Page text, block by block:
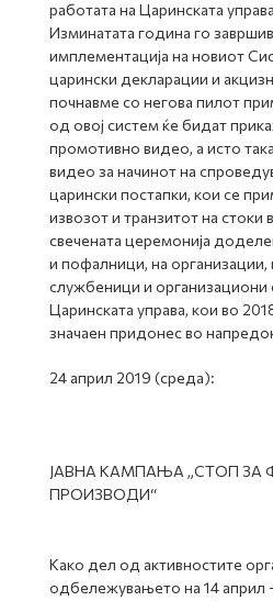
работата на Царинската
Изминатата година го
имплементација на новиот
царински декларации и
почнавме со негова пилот
од овој систем ќе бидат
промотивно видео, а исто
видео за начинот на
царински постапки, кои се
извозот и транзитот на
свечената церемонија
и пофалници, на
службеници и
Царинската управа, кои во
значаен придонес во
24 април 2019 (среда):
ЈАВНА КАМПАЊА „СТОП
ПРОИЗВОДИ“
Како дел од активностите
одбележувањето на 14 април